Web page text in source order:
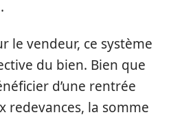
le vendeur, ce système
du bien. Bien que
d’une rentrée
redevances, la somme